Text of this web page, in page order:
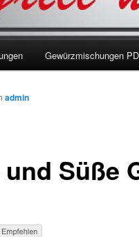
Gewürzmischungen
Süße
admin